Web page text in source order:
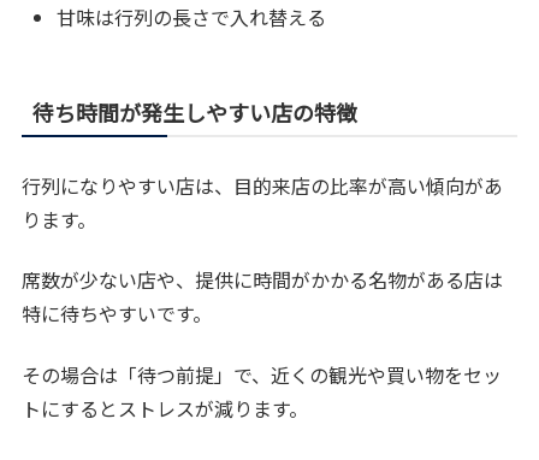
甘味は行列の長さで入れ替える
待ち時間が発生しやすい店の特徴
行列になりやすい店は、目的来店の比率が高い傾向があ
ります。
席数が少ない店や、提供に時間がかかる名物がある店は
特に待ちやすいです。
その場合は「待つ前提」で、近くの観光や買い物をセッ
トにするとストレスが減ります。